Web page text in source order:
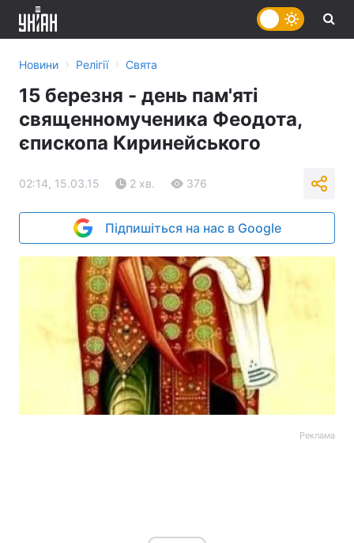
Новини › Релігії › Свята
15 березня - день пам'яті
священномученика Феодота,
єпископа Киринейського
02:14, 15.03.15 2 хв. 376
Підпишіться на нас в Google
Реклама